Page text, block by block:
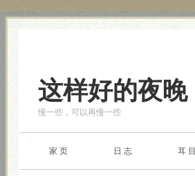
这样好的夜晚
慢一些，可以再慢一些
家 页 日 志 耳 目